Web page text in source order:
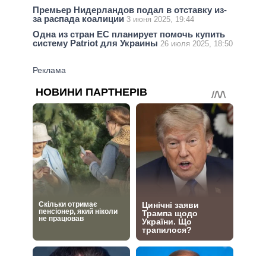
Премьер Нидерландов подал в отставку из-
за распада коалиции 3 июня 2025, 19:44
Одна из стран ЕС планирует помочь купить
систему Patriot для Украины 26 июля 2025, 18:50